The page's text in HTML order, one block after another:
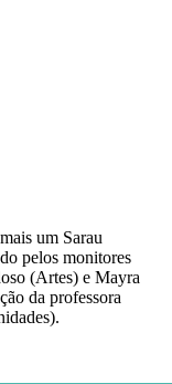
um Sarau
pelos monitores
(Artes) e Mayra
da professora